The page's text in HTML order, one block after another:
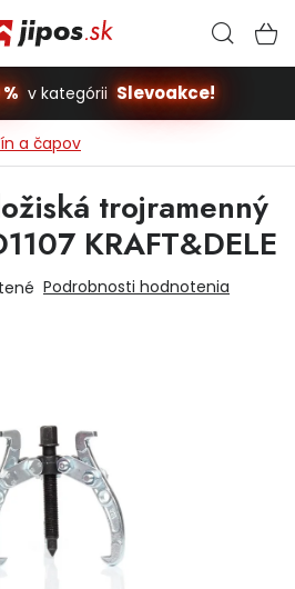
pre deti
pomôcky
v kategórii Slevoakce!
a čapov
trojramenný
KRAFT&DELE
Podrobnosti hodnotenia